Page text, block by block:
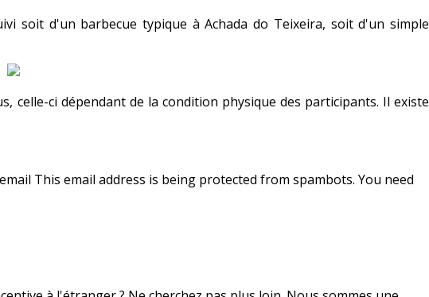
soit d'un barbecue typique à Achada do Teixeira, soit d'un simple
celle-ci dépendant de la condition physique des participants. Il existe
This email address is being protected from spambots. You need